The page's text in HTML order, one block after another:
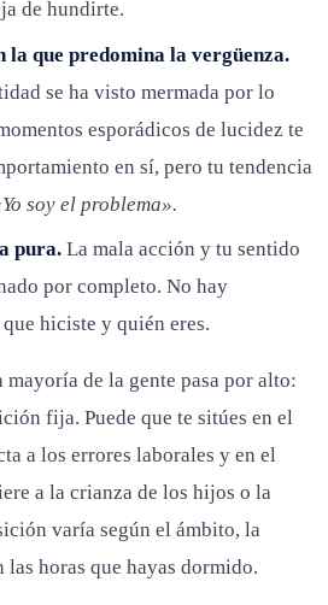
de hundirte.
la que predomina la vergüenza.
se ha visto mermada por lo
esporádicos de lucidez te
en sí, pero tu tendencia
soy el problema».
pura. La mala acción y tu sentido
por completo. No hay
hiciste y quién eres.
de la gente pasa por alto:
fija. Puede que te sitúes en el
a los errores laborales y en el
a la crianza de los hijos o la
varía según el ámbito, la
horas que hayas dormido.